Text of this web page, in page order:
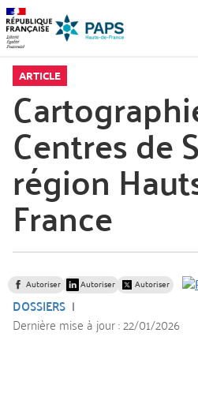
Aller
la
Aller
au
menu
Aller
au
contenu
ARTICLE
Centres de
région
France
Autoriser Autoriser Autoriser
DOSSIERS
Dernière mise à jour :22/01/2026